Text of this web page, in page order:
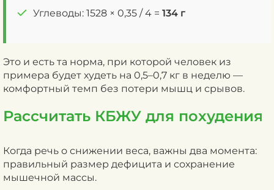
Углеводы: 1528 × 0,35 / 4 = 134 г
Это и есть та норма, при которой человек из
примера будет худеть на 0,5–0,7 кг в неделю —
комфортный темп без потери мышц и срывов.
Рассчитать КБЖУ для похудения
Когда речь о снижении веса, важны два момента:
правильный размер дефицита и сохранение
мышечной массы.